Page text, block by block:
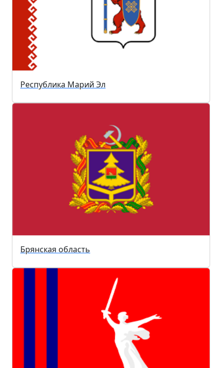
Республика Марий Эл
Брянская область